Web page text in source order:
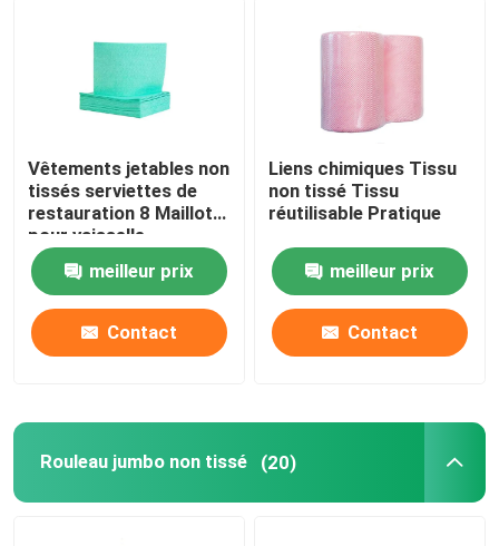
Vêtements jetables non
tissés serviettes de
restauration 8 Maillot
pour vaisselle
meilleur prix
Contact
Liens chimiques Tissu
non tissé Tissu
réutilisable Pratique
meilleur prix
Contact
Rouleau jumbo non tissé (20)